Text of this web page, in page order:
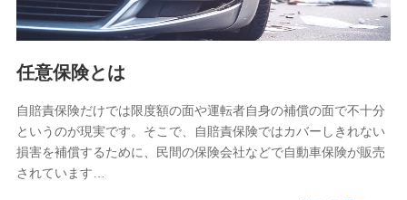
報。例として、dポイントカード番号、性別、年齢、家族
構成、住所、dポイント残高、dポイント利用履歴などが
含まれます。
当社又は株式会社NTTドコモが提供する各種サービスな
又は株式会社NTTドコモが提供する各種サービスのご契
約状態・ご利用履歴インターネット利用時の行動に関す
る情報、アプリケーション利用時の行動に関する情報、
購入されたサービスや商品の名称・購入場所・決済に関
する情報、アンケートの回答に関する情報などが含まれ
任意保険とは
自賠責保険だけでは限度額の面や運転者自身の補償の面で不十分
というのが現実です。そこで、自賠責保険ではカバーしきれない
損害を補償するために、民間の保険会社などで自動車保険が販売
されています…